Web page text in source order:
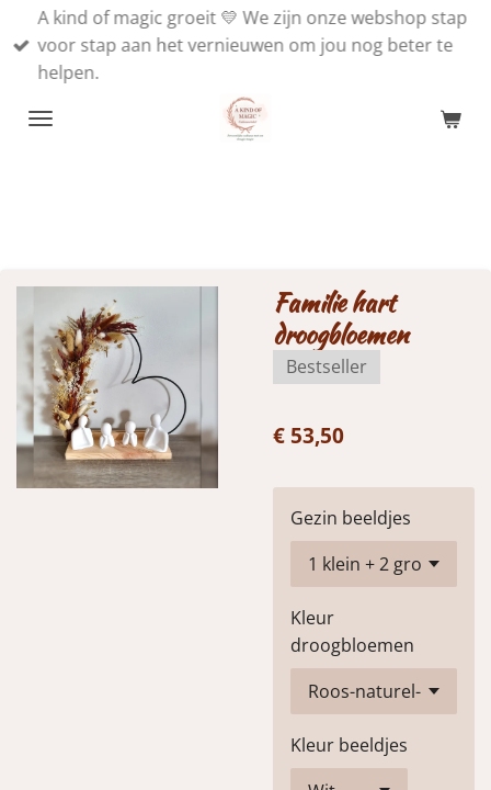
direct
naar
A kind of magic groeit 💛 We zijn onze webshop stap
voor stap aan het vernieuwen om jou nog beter te
helpen.
Familie hart
droogbloemen
Bestseller
€ 53,50
Gezin beeldjes
Kleur
droogbloemen
Kleur beeldjes